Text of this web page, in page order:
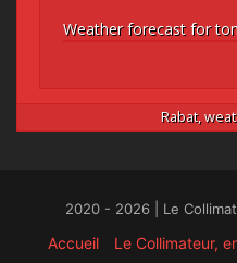
Weather forecast for
Rabat,
2020 - 2026 | Le
Accueil Le Collimateur,